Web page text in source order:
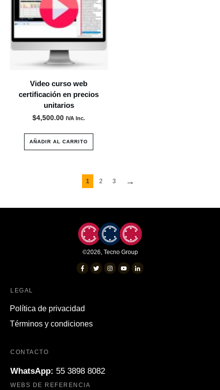
Video curso web
certificación en precios
unitarios
$4,500.00 IVA Inc.
AÑADIR AL CARRITO
1 2 3 →
©2026, Tecno Group
LEGAL
Política de privacidad
Términos y condiciones
CONTACTO
WhatsApp: 55 3898 8082
WEBS DE REFERENCIA